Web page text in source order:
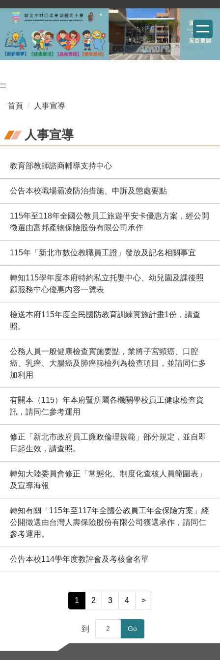
跳
主
要
區
:::
首頁 人事宣導
人事宣導
教育部教師諮商輔導支持中心
公告本校職場霸凌防治措施、申訴及懲處要點
115年至118年全國公教員工旅遊平安卡優惠方案，經公開
徵選由富邦產物保險股份有限公司承作
115年「新北市數位教職員工證」發放及記名相關事宜
轉知115學年度本府特約私立托嬰中心、幼兒園及課後照
顧服務中心優惠內容一覽表
檢送本府115年度全民國防教育訓練實施計畫1份，請查
照。
公務人員一般健康檢查實施要點，業將子宮頸癌、口腔
癌、乳癌、大腸癌及肺癌篩檢列為檢查項目，並請同仁多
加利用
有關本（115）年本府暨所屬各機關學校員工健康檢查資
訊，請同仁參考運用
修正「新北市政府員工廉政倫理規範」部分規定，並自即
日起生效，請查照。
轉知大陸委員會修正「常態化、制度化查核人員範圍表」
及宣導海報
轉知有關「115年至117年全國公教員工年金保險方案」經
公開徵選由台灣人壽保險股份有限公司獲選承作，請同仁
參考運用。
公告本校114學年度教評會及考核會名單
1 2 3 4 >
到 Go